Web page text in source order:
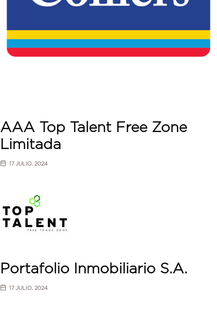
AAA Top Talent Free Zone
Limitada
17 JULIO, 2024
Portafolio Inmobiliario S.A.
17 JULIO, 2024